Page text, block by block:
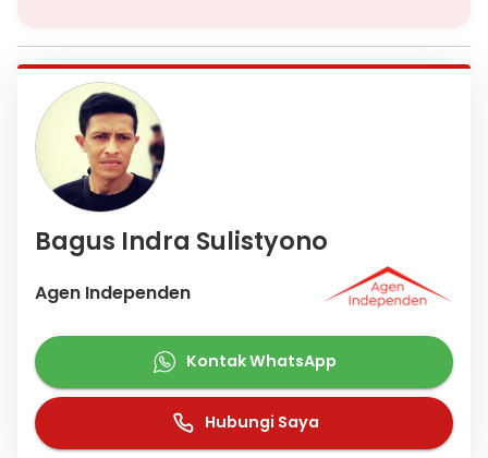
Bagus Indra Sulistyono
Agen Independen
Kontak WhatsApp
Hubungi Saya